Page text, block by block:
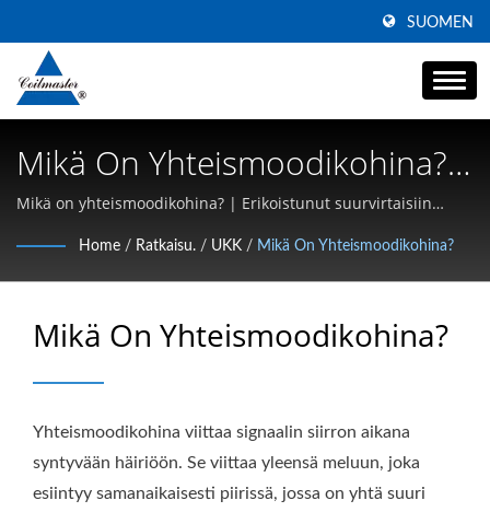
SUOMEN
Mikä On Yhteismoodikohina? |
Yhteismoodivirrankelainten
Valmistaja | Coilmaster
Electronics
Mikä on yhteismoodikohina? | Erikoistunut suurvirtaisiin
magneettikomponentteihin
Home / Ratkaisu. / UKK / Mikä On Yhteismoodikohina?
Mikä On Yhteismoodikohina?
Yhteismoodikohina viittaa signaalin siirron aikana
syntyvään häiriöön. Se viittaa yleensä meluun, joka
esiintyy samanaikaisesti piirissä, jossa on yhtä suuri